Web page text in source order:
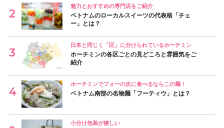
魅力とおすすめの専門店をご紹介
ベトナムのローカルスイーツの代表格「チェ
ー」とは？
日本と同じく「区」に分けられているホーチミン
ホーチミンの各区ごとの見どころと雰囲気をご
紹介
ホーチミンでフォーの次に食べるならこの麺！
ベトナム南部の名物麺「フーティウ」とは？
小分け包装が嬉しい